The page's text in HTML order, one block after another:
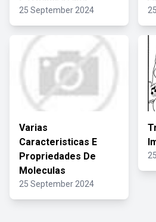
25 September 2024
Varias
Caracteristicas E
Propriedades De
Moleculas
25 September 2024